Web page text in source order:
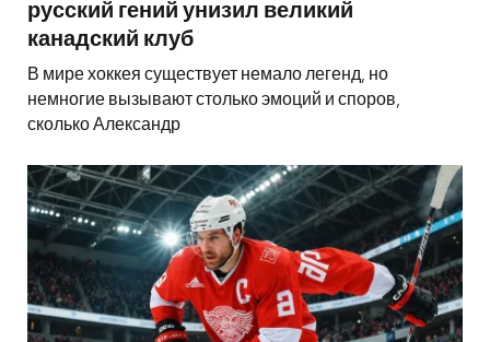
русский гений унизил великий
канадский клуб
В мире хоккея существует немало легенд, но
немногие вызывают столько эмоций и споров,
сколько Александр